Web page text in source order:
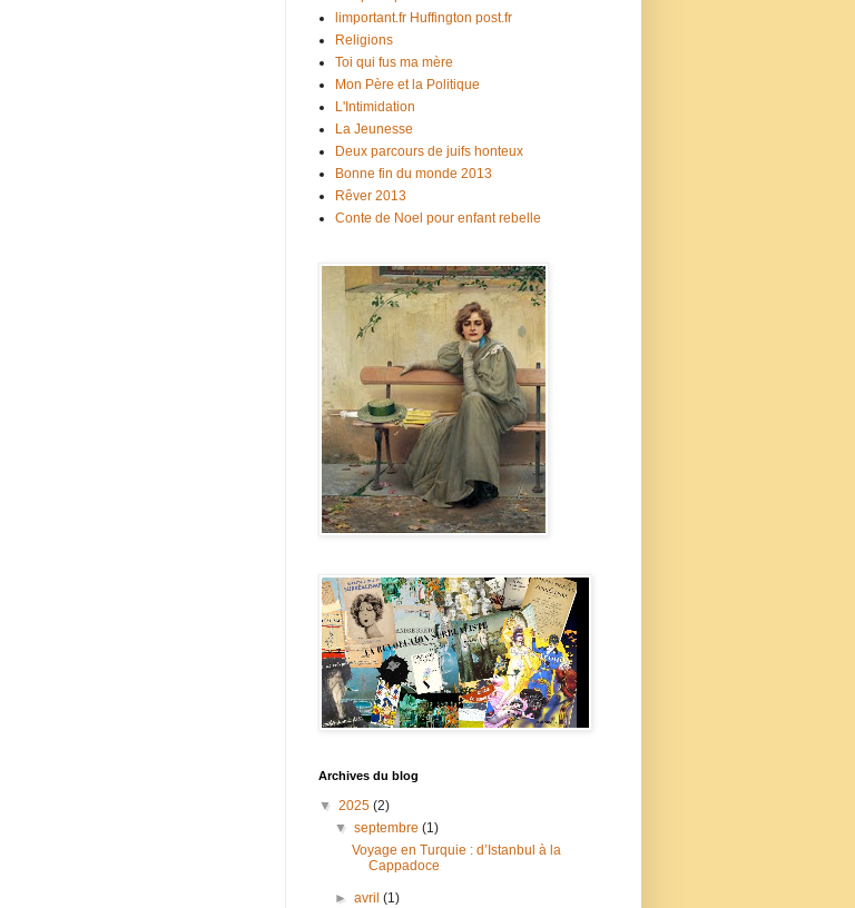
limportant.fr Huffington post.fr
Religions
Toi qui fus ma mère
Mon Père et la Politique
L'Intimidation
La Jeunesse
Deux parcours de juifs honteux
Bonne fin du monde 2013
Rêver 2013
Conte de Noel pour enfant rebelle
Archives du blog
▼ 2025 (2)
▼septembre(1)
Voyage en Turquie : d’Istanbul à la
Cappadoce
►avril(1)